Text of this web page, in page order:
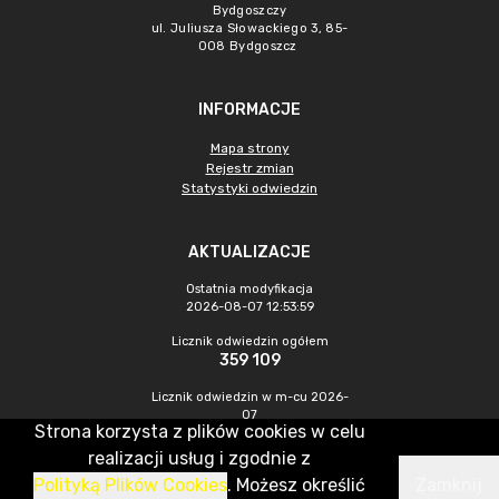
Bydgoszczy
ul. Juliusza Słowackiego 3, 85-
008 Bydgoszcz
INFORMACJE
Mapa strony
Rejestr zmian
Statystyki odwiedzin
AKTUALIZACJE
Ostatnia modyfikacja
2026-08-07 12:53:59
Licznik odwiedzin ogółem
359 109
Licznik odwiedzin w m-cu 2026-
07
1 004
CMS & Hosting: Nefeni Sp. z o.o.
Strona korzysta z plików cookies w celu
realizacji usług i zgodnie z
Polityką Plików Cookies. Możesz określić